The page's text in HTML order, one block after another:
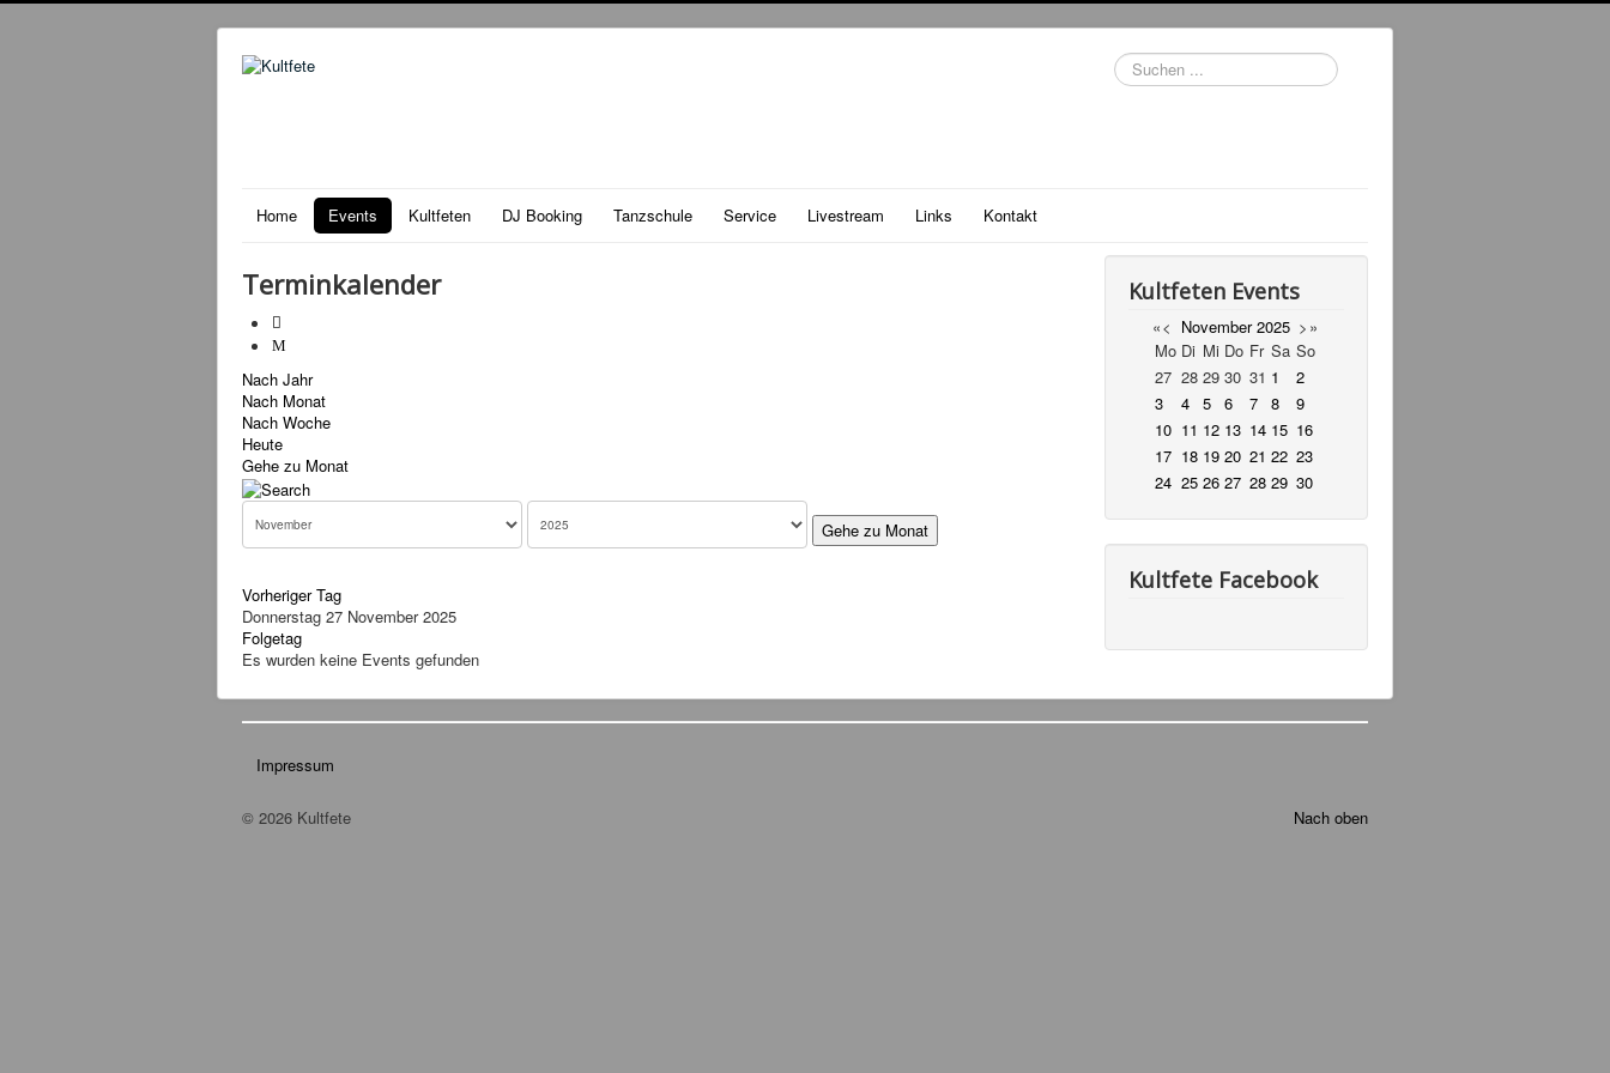
Suchen
...
Home Events Kultfeten DJ Booking Tanzschule Service Livestream Links Kontakt
Terminkalender
Nach Jahr
Nach Monat
Nach Woche
Heute
Gehe zu Monat
Gehe zu Monat
Vorheriger Tag
Donnerstag 27 November 2025
Folgetag
Es wurden keine Events gefunden
Kultfeten Events
«< November 2025 > »
Mo Di Mi Do Fr Sa So
27 28 29 30 31 1
2
3
4 5 6 7 8
9
10 11 12 13 14 15 16
17 18 19 20 21 22 23
24 25 26 27 28 29 30
Kultfete Facebook
Impressum
Nach oben
© 2026 Kultfete